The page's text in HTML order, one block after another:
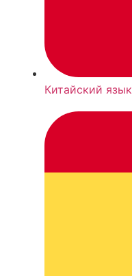
Китайский язык